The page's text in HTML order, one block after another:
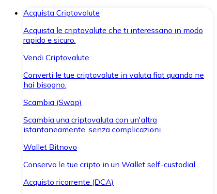
Acquista Criptovalute
Acquista le criptovalute che ti interessano in modo
rapido e sicuro.
Vendi Criptovalute
Converti le tue criptovalute in valuta fiat quando ne
hai bisogno.
Scambia (Swap)
Scambia una criptovaluta con un'altra
istantaneamente, senza complicazioni.
Wallet Bitnovo
Conserva le tue cripto in un Wallet self-custodial.
Acquisto ricorrente (DCA)